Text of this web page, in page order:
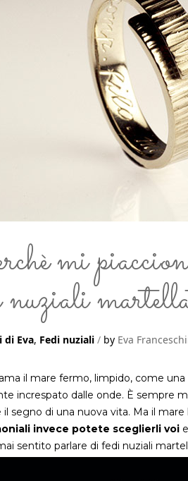
mi
nuziali
di Eva, Fedi nuziali by Eva
ama il mare fermo, limpido, come
increspato dalle onde. È sempre
il segno di una nuova vita. Ma il
invece potete sceglierli voi
sentito parlare di fedi nuziali